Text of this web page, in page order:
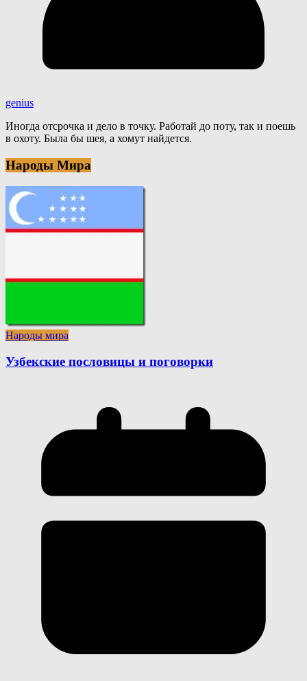
genius
Иногда отсрочка и дело в точку. Работай до поту, так и поешь
в охоту. Была бы шея, а хомут найдется.
Народы Мира
Народы мира
Узбекские пословицы и поговорки